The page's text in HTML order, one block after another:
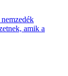
amik a